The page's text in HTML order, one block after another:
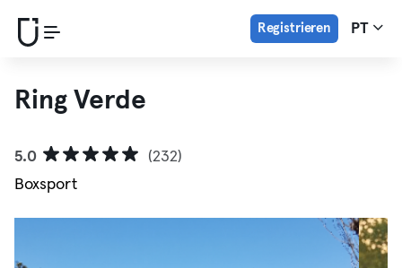
Registrieren PT
Ring Verde
5.0
(232)
Boxsport